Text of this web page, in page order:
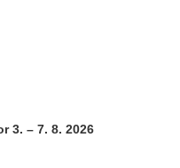
3. – 7. 8. 2026